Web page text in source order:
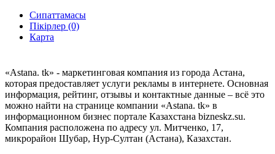
Сипаттамасы
Пікірлер (0)
Карта
«Astana. tk» - маркетинговая компания из города Астана,
которая предоставляет услуги рекламы в интернете. Основная
информация, рейтинг, отзывы и контактные данные – всё это
можно найти на странице компании «Astana. tk» в
информационном бизнес портале Казахстана bizneskz.su.
Компания расположена по адресу ул. Митченко, 17,
микрорайон Шубар, Нур-Султан (Астана), Казахстан.